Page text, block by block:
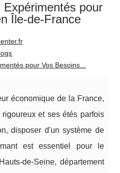
pour
Île-de-France
pour Vos Besoins...
économique de la France,
et ses étés parfois
disposer d'un système de
est essentiel pour le
de-Seine, département